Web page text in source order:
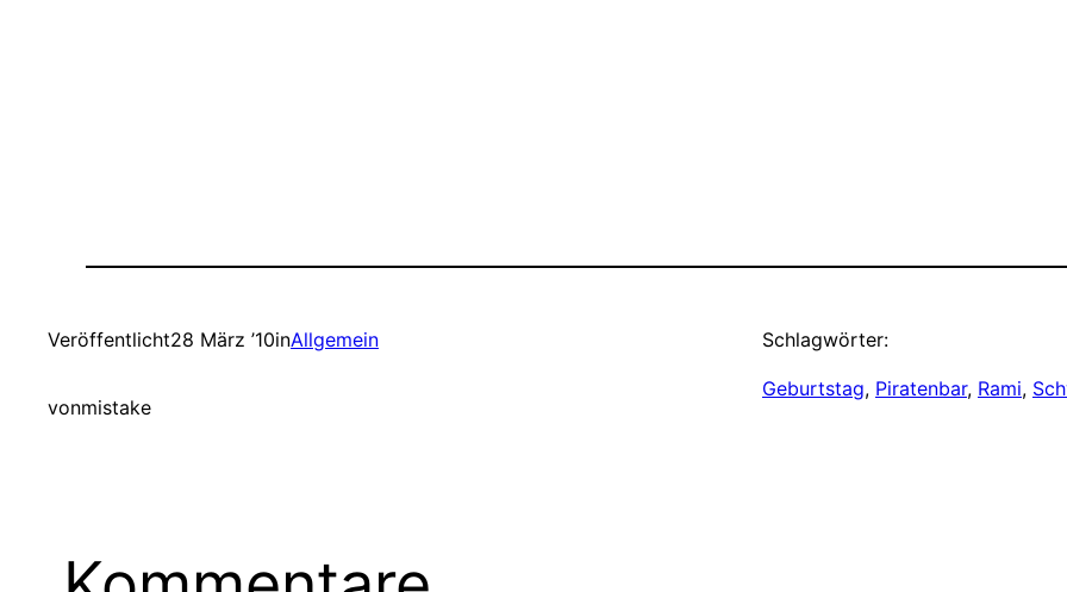
Veröffentlicht28 März ’10inAllgemein
vonmistake
Schlagwörter:
Geburtstag, Piratenbar, Rami,